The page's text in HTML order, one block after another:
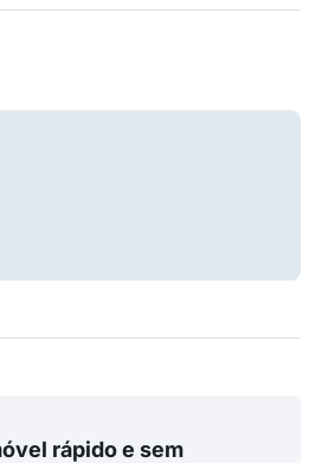
rápido e sem